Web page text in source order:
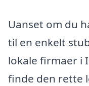
Uanset om du
til en enkelt
lokale firmaer i
finde den rette